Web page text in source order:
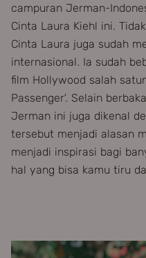
campuran Jerman-
Cinta Laura Kiehl ini.
Cinta Laura juga sudah
internasional. Ia sudah
film Hollywood salah
Passenger’. Selain
Jerman ini juga dikenal
tersebut menjadi alasan
menjadi inspirasi bagi
hal yang bisa kamu tiru